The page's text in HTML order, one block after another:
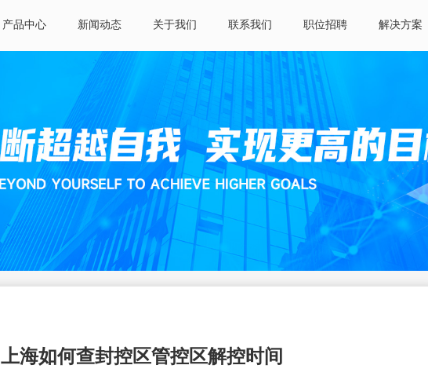
产品中心 新闻动态 关于我们 联系我们 职位招聘 解决方案
上海如何查封控区管控区解控时间